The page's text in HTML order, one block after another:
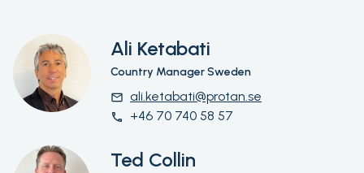
Ali Ketabati
Country Manager Sweden
email ali.ketabati@protan.se
phone +46 70 740 58 57
Ted Collin